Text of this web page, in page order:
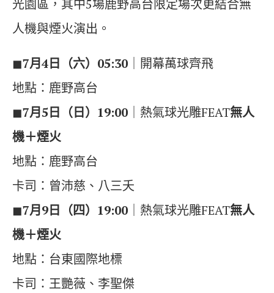
光園區，其中5場鹿野高台限定場次更結合無
人機與煙火演出。
◼︎7月4日（六）05:30 ｜開幕萬球齊飛
地點：鹿野高台
◼︎7月5日（日）19:00 ｜熱氣球光雕FEAT無人
機＋煙火
地點：鹿野高台
卡司：曾沛慈、八三夭
◼︎7月9日（四）19:00 ｜熱氣球光雕FEAT無人
機＋煙火
地點：台東國際地標
卡司：王艷薇、李聖傑